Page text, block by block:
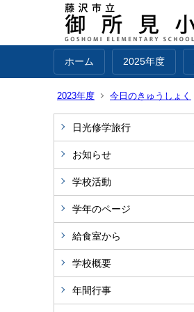
ホーム 2025年度
2023年度 今日のきゅうしょく
日光修学旅行
お知らせ
学校活動
学年のページ
給食室から
学校概要
年間行事